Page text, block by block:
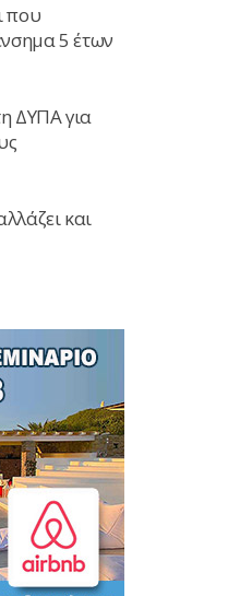
που
5 έτων
ΔΥΠΑ για
και